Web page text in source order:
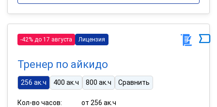
-42% до 17 августа Лицензия
Тренер по айкидо
256 ак.ч 400 ак.ч 800 ак.ч Сравнить
Кол-во часов:
от 256 ак.ч